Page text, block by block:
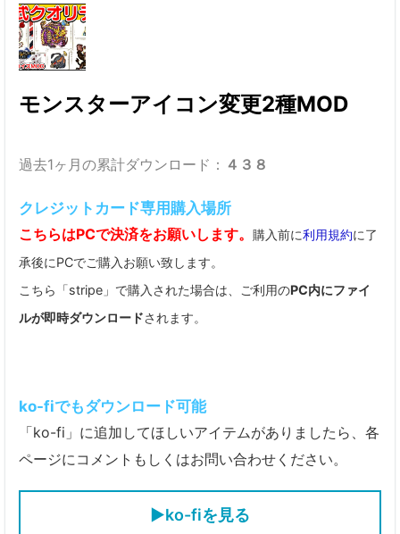
モンスターアイコン変更2種MOD
過去1ヶ月の累計ダウンロード： ４３８
クレジットカード専用購入場所
こちらはPCで決済をお願いします。 購入前に利用規約に了
承後にPCでご購入お願い致します。
こちら「stripe」で購入された場合は、ご利用のPC内にファイ
ルが即時ダウンロードされます。
ko-fiでもダウンロード可能
「ko-fi」に追加してほしいアイテムがありましたら、各
ページにコメントもしくはお問い合わせください。
▶ko-fiを見る